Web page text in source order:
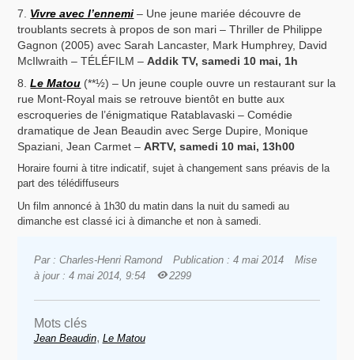
Vivre avec l’ennemi – Une jeune mariée découvre de
troublants secrets à propos de son mari – Thriller de Philippe
Gagnon (2005) avec Sarah Lancaster, Mark Humphrey, David
McIlwraith – TÉLÉFILM –Addik TV, samedi 10 mai, 1h
Le Matou (**½) – Un jeune couple ouvre un restaurant sur la
rue Mont-Royal mais se retrouve bientôt en butte aux
escroqueries de l’énigmatique Ratablavaski – Comédie
dramatique de Jean Beaudin avec Serge Dupire, Monique
Spaziani, Jean Carmet –ARTV, samedi 10 mai, 13h00
Horaire fourni à titre indicatif, sujet à changement sans préavis de la
part des télédiffuseurs
Un film annoncé à 1h30 du matin dans la nuit du samedi au
dimanche est classé ici à dimanche et non à samedi.
Par : Charles-Henri Ramond Publication : 4 mai 2014
Mise
à jour : 4 mai 2014, 9:54
2299
Mots clés
Jean Beaudin, Le Matou